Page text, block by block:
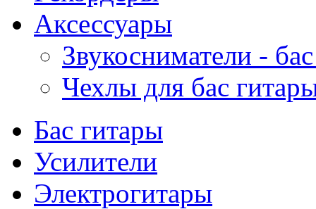
Аксессуары
Звукосниматели -
Чехлы для бас
Бас гитары
Усилители
Электрогитары